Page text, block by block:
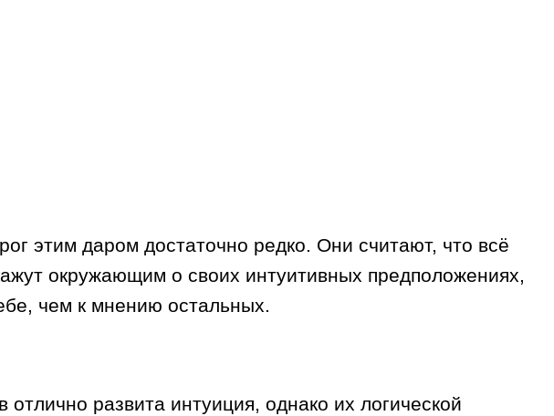
этим даром достаточно редко. Они считают, что всё
окружающим о своих интуитивных предположениях,
чем к мнению остальных.
развита интуиция, однако их логической